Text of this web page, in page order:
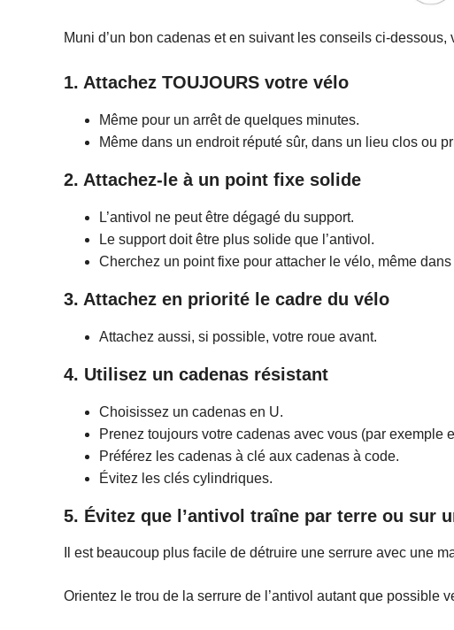
Muni d’un bon cadenas et en suivant les conseils ci-
1. Attachez TOUJOURS votre vélo
Même pour un arrêt de quelques minutes.
Même dans un endroit réputé sûr, dans un lieu clos ou
2. Attachez-le à un point fixe solide
L’antivol ne peut être dégagé du support.
Le support doit être plus solide que l’antivol.
Cherchez un point fixe pour attacher le vélo, même
3. Attachez en priorité le cadre du vélo
Attachez aussi, si possible, votre roue avant.
4. Utilisez un cadenas résistant
Choisissez un cadenas en U.
Prenez toujours votre cadenas avec vous (par exemple
Préférez les cadenas à clé aux cadenas à code.
Évitez les clés cylindriques.
5. Évitez que l’antivol traîne par terre ou sur
Il est beaucoup plus facile de détruire une serrure avec une
Orientez le trou de la serrure de l’antivol autant que possible